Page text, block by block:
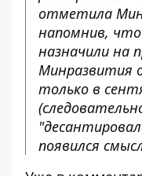
отметила
напомнив, что
назначили на
Минразвития
только в
появился